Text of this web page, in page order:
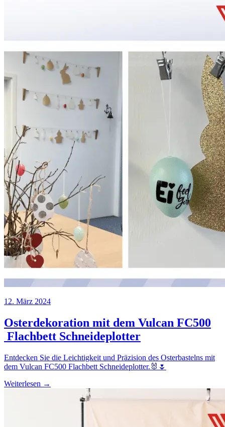
12. März 2024
Osterdekoration mit dem Vulcan FC500
Flachbett Schneideplotter
Entdecken Sie die Leichtigkeit und Präzision des Osterbastelns mit
dem Vulcan FC500 Flachbett Schneideplotter.🐰🌷
Weiterlesen →